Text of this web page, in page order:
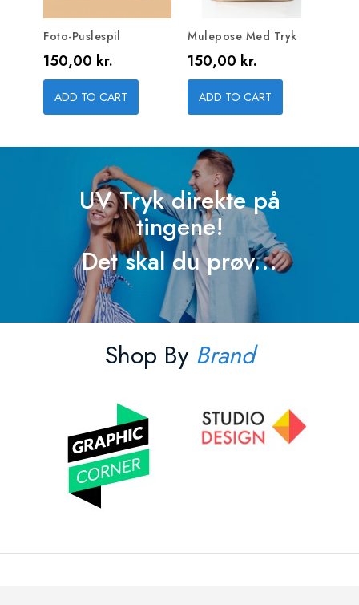
Foto-Puslespil
Pris
150,00 kr.
ADD TO CART
Mulepose Med Tryk
Pris
150,00 kr.
ADD TO CART
UV Tryk direkte på
tingene!
Det skal du prøv...
Shop By Brand